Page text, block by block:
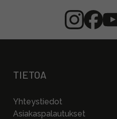
TIETOA
Yhteystiedot
Asiakaspalautukset